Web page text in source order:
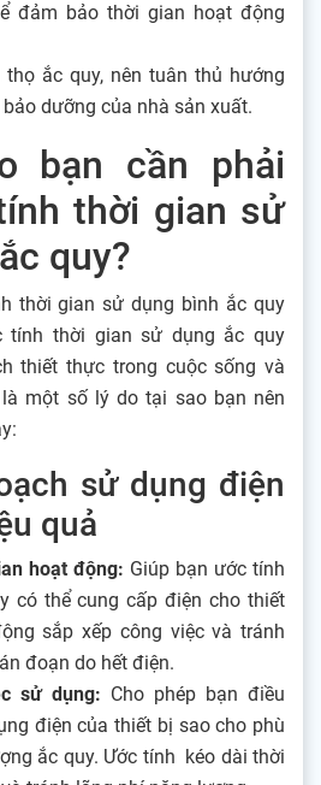
đảm bảo thời gian hoạt động
ắc quy, nên tuân thủ hướng
dưỡng của nhà sản xuất.
bạn cần phải
thời gian sử
quy?
thời gian sử dụng bình ắc quy
tính thời gian sử dụng ắc quy
thiết thực trong cuộc sống và
một số lý do tại sao bạn nên
sử dụng điện
quả
hoạt động: Giúp bạn ước tính
có thể cung cấp điện cho thiết
sắp xếp công việc và tránh
đoạn do hết điện.
sử dụng: Cho phép bạn điều
điện của thiết bị sao cho phù
ắc quy. Ước tính kéo dài thời